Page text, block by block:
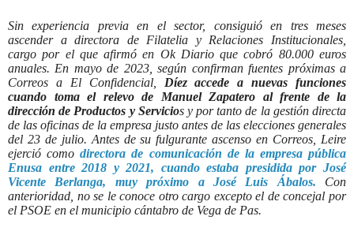
Sin experiencia previa en el sector, consiguió en tres meses
ascender a directora de Filatelia y Relaciones Institucionales,
cargo por el que afirmó en Ok Diario que cobró 80.000 euros
anuales. En mayo de 2023, según confirman fuentes próximas a
Correos a El Confidencial, Díez accede a nuevas funciones
cuando toma el relevo de Manuel Zapatero al frente de la
dirección de Productos y Servicios y por tanto de la gestión directa
de las oficinas de la empresa justo antes de las elecciones generales
del 23 de julio. Antes de su fulgurante ascenso en Correos, Leire
ejerció comodirectora de comunicación de la empresa pública
Enusa entre 2018 y 2021, cuando estaba presidida por José
Vicente Berlanga, muy próximo a José Luis Ábalos. Con
anterioridad, no se le conoce otro cargo excepto el de concejal por
el PSOE en el municipio cántabro de Vega de Pas.